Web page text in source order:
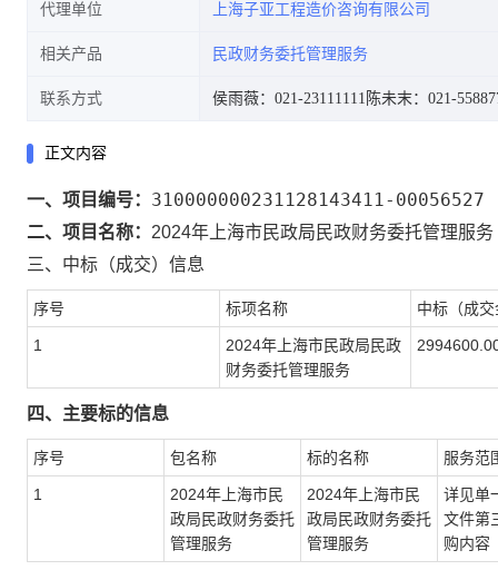
代理单位 上海子亚工程造价咨询有限公司
相关产品 民政财务委托管理服务
联系方式 侯雨薇：021-23111111 陈未末：021-
正文内容
一、项目编号： 310000000231128143411-00056527
二、项目名称： 2024年上海市民政局民政财务委托管理服务
三、中标（成交）信息
序号 标项名称 中标（成
1
2024年上海市民政局民政
财务委托管理服务
四、主要标的信息
序号 包名称 标的名称 服务范
1
2024年上海市民
政局民政财务委托
管理服务
2024年上海市民
政局民政财务委托
管理服务
详见单
文件第
购内容